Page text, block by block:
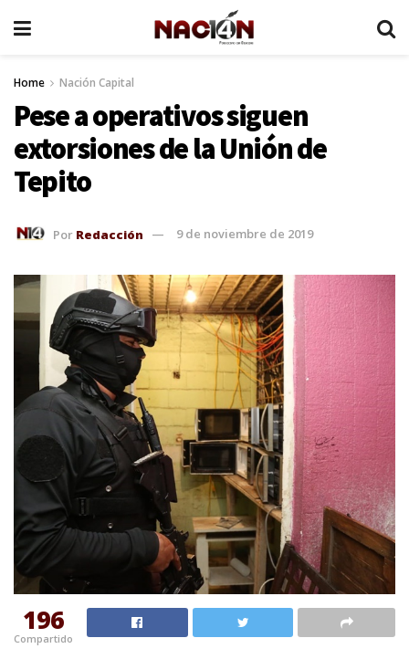
Home Nación Capital
Pese a operativos siguen
extorsiones de la Unión de
Tepito
Por Redacción 9 de noviembre de 2019
196
Compartido